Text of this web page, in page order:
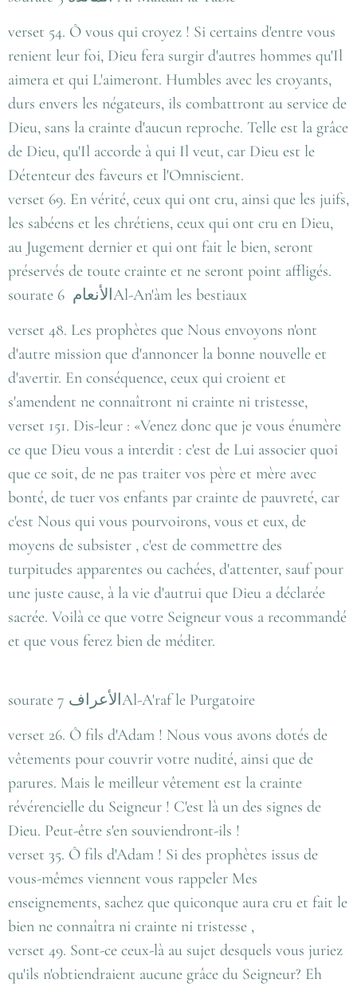
verset 54. Ô vous qui croyez ! Si certains d'entre vous
renient leur foi, Dieu fera surgir d'autres hommes qu'Il
aimera et qui L'aimeront. Humbles avec les croyants,
durs envers les négateurs, ils combattront au service de
Dieu, sans la crainte d'aucun reproche. Telle est la grâce
de Dieu, qu'Il accorde à qui Il veut, car Dieu est le
Détenteur des faveurs et l'Omniscient.
verset 69. En vérité, ceux qui ont cru, ainsi que les juifs,
les sabéens et les chrétiens, ceux qui ont cru en Dieu,
au Jugement dernier et qui ont fait le bien, seront
préservés de toute crainte et ne seront point affligés.
sourate 6 الأنعامAl-An'àm les bestiaux
verset 48. Les prophètes que Nous envoyons n'ont
d'autre mission que d'annoncer la bonne nouvelle et
d'avertir. En conséquence, ceux qui croient et
s'amendent ne connaîtront ni crainte ni tristesse,
verset 151. Dis-leur : «Venez donc que je vous énumère
ce que Dieu vous a interdit : c'est de Lui associer quoi
que ce soit, de ne pas traiter vos père et mère avec
bonté, de tuer vos enfants par crainte de pauvreté, car
c'est Nous qui vous pourvoirons, vous et eux, de
moyens de subsister , c'est de commettre des
turpitudes apparentes ou cachées, d'attenter, sauf pour
une juste cause, à la vie d'autrui que Dieu a déclarée
sacrée. Voilà ce que votre Seigneur vous a recommandé
et que vous ferez bien de méditer.
sourate 7 الأعرافAl-A'raf le Purgatoire
verset 26. Ô fils d'Adam ! Nous vous avons dotés de
vêtements pour couvrir votre nudité, ainsi que de
parures. Mais le meilleur vêtement est la crainte
révérencielle du Seigneur ! C'est là un des signes de
Dieu. Peut-être s'en souviendront-ils !
verset 35. Ô fils d'Adam ! Si des prophètes issus de
vous-mêmes viennent vous rappeler Mes
enseignements, sachez que quiconque aura cru et fait le
bien ne connaîtra ni crainte ni tristesse ,
verset 49. Sont-ce ceux-là au sujet desquels vous juriez
qu'ils n'obtiendraient aucune grâce du Seigneur? Eh